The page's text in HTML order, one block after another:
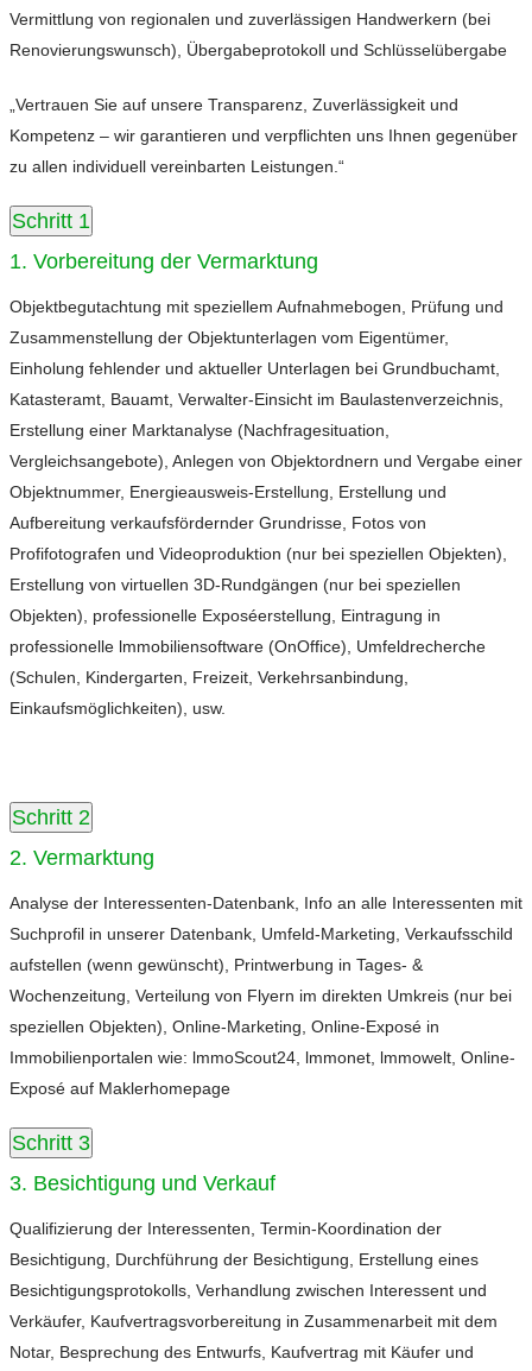
Vermittlung von regionalen und zuverlässigen Handwerkern (bei
Renovierungswunsch), Übergabeprotokoll und Schlüsselübergabe
„Vertrauen Sie auf unsere Transparenz, Zuverlässigkeit und
Kompetenz – wir garantieren und verpflichten uns Ihnen gegenüber
zu allen individuell vereinbarten Leistungen.“
Schritt 1
1. Vorbereitung der Vermarktung
Objektbegutachtung mit speziellem Aufnahmebogen, Prüfung und
Zusammenstellung der Objektunterlagen vom Eigentümer,
Einholung fehlender und aktueller Unterlagen bei Grundbuchamt,
Katasteramt, Bauamt, Verwalter-Einsicht im Baulastenverzeichnis,
Erstellung einer Marktanalyse (Nachfragesituation,
Vergleichsangebote), Anlegen von Objektordnern und Vergabe einer
Objektnummer, Energieausweis-Erstellung, Erstellung und
Aufbereitung verkaufsfördernder Grundrisse, Fotos von
Profifotografen und Videoproduktion (nur bei speziellen Objekten),
Erstellung von virtuellen 3D-Rundgängen (nur bei speziellen
Objekten), professionelle Exposéerstellung, Eintragung in
professionelle lmmobiliensoftware (OnOffice), Umfeldrecherche
(Schulen, Kindergarten, Freizeit, Verkehrsanbindung,
Einkaufsmöglichkeiten), usw.
Schritt 2
2. Vermarktung
Analyse der Interessenten-Datenbank, Info an alle Interessenten mit
Suchprofil in unserer Datenbank, Umfeld-Marketing, Verkaufsschild
aufstellen (wenn gewünscht), Printwerbung in Tages- &
Wochenzeitung, Verteilung von Flyern im direkten Umkreis (nur bei
speziellen Objekten), Online-Marketing, Online-Exposé in
Immobilienportalen wie: lmmoScout24, lmmonet, lmmowelt, Online-
Exposé auf Maklerhomepage
Schritt 3
3. Besichtigung und Verkauf
Qualifizierung der Interessenten, Termin-Koordination der
Besichtigung, Durchführung der Besichtigung, Erstellung eines
Besichtigungsprotokolls, Verhandlung zwischen Interessent und
Verkäufer, Kaufvertragsvorbereitung in Zusammenarbeit mit dem
Notar, Besprechung des Entwurfs, Kaufvertrag mit Käufer und